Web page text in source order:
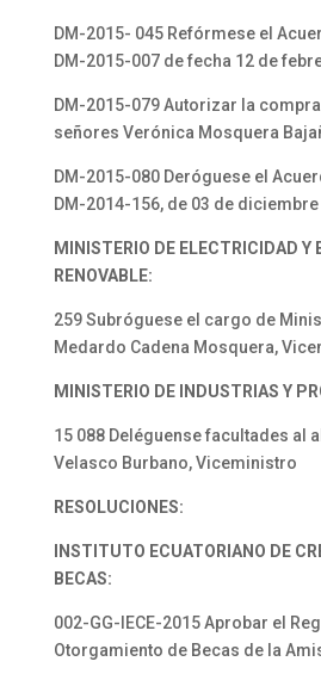
DM-2015- 045 Refórmese el
DM-2015-007 de fecha 12 de
DM-2015-079 Autorizar la
señores Verónica Mosquera
DM-2015-080 Deróguese el
DM-2014-156, de 03 de
MINISTERIO DE ELECTRICIDAD Y
RENOVABLE:
259 Subróguese el cargo de
Medardo Cadena Mosquera,
MINISTERIO DE INDUSTRIAS Y
15 088 Deléguense facultades al
Velasco Burbano, Viceministro
RESOLUCIONES:
INSTITUTO ECUATORIANO DE
BECAS:
002-GG-IECE-2015 Aprobar el
Otorgamiento de Becas de la